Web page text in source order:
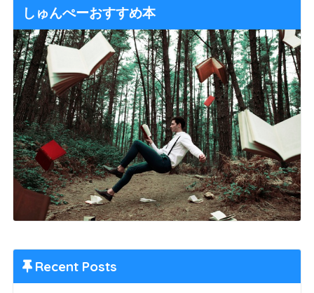
しゅんぺーおすすめ本
Recent Posts